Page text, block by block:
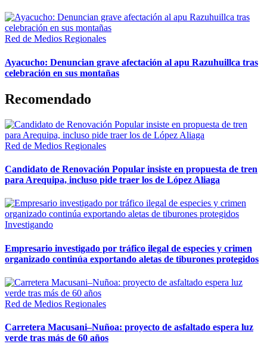
Red de Medios Regionales
Ayacucho: Denuncian grave afectación al apu Razuhuillca tras
celebración en sus montañas
Recomendado
Red de Medios Regionales
Candidato de Renovación Popular insiste en propuesta de tren
para Arequipa, incluso pide traer los de López Aliaga
Investigando
Empresario investigado por tráfico ilegal de especies y crimen
organizado continúa exportando aletas de tiburones protegidos
Red de Medios Regionales
Carretera Macusani–Nuñoa: proyecto de asfaltado espera luz
verde tras más de 60 años